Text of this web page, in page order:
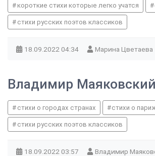
короткие стихи которые легко учатся
стихи русских поэтов классиков
18.09.2022 04:34 Марина Цветаева
Владимир
стихи о городах странах стихи о
стихи русских поэтов классиков
18.09.2022 03:57 Владимир